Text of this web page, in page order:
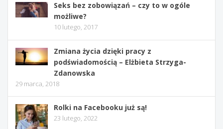
Seks bez zobowiązań – czy to w ogóle
możliwe?
10 lutego, 2017
Zmiana życia dzięki pracy z
podświadomością – Elżbieta Strzyga-
Zdanowska
29 marca, 2018
Rolki na Facebooku już są!
23 lutego, 2022